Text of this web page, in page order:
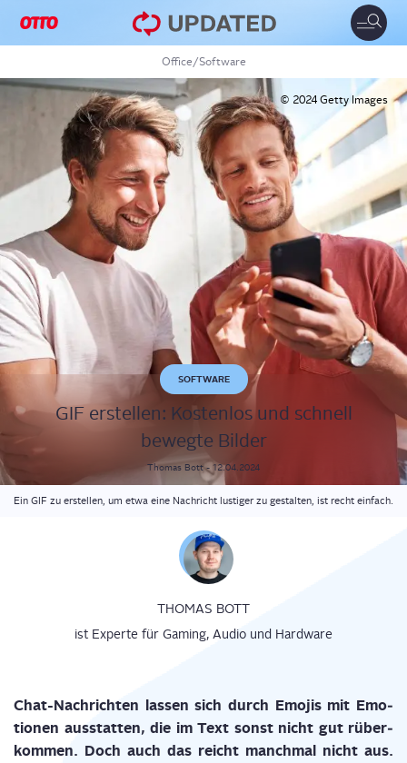
Toggle
Office/Software
© 2024 Getty Images
SOFTWARE
GIF erstel­len: Kos­ten­los und schnell
beweg­te Bilder
Thomas Bott- 12.04.2024
Ein GIF zu erstellen, um etwa eine Nachricht lustiger zu gestalten, ist recht einfach.
THOMAS BOTT
ist Experte für Gaming, Audio und Hardware
Chat-Nach­rich­ten las­sen sich durch Emo­jis mit Emo­
tio­nen aus­stat­ten, die im Text sonst nicht gut rüber­
kom­men. Doch auch das reicht manch­mal nicht aus.